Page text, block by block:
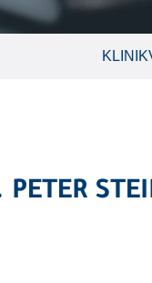
PETER